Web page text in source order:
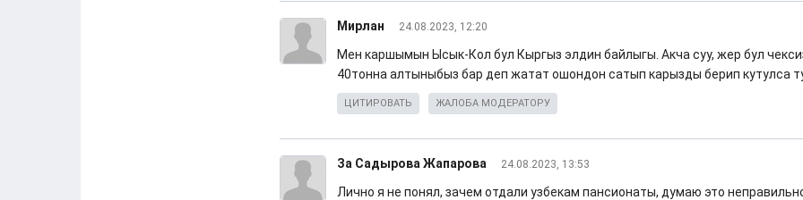
Мирлан 24.08.2023, 12:20
Мен каршымын Ысык-Кол бул Кыргыз элдин байлыгы. Акча суу, жер бул
40тонна алтыныбыз бар деп жатат ошондон сатып карызды берип кутулса
ЦИТИРОВАТЬ ЖАЛОБА МОДЕРАТОРУ
За Садырова Жапарова 24.08.2023, 13:53
Лично я не понял, зачем отдали узбекам пансионаты, думаю это